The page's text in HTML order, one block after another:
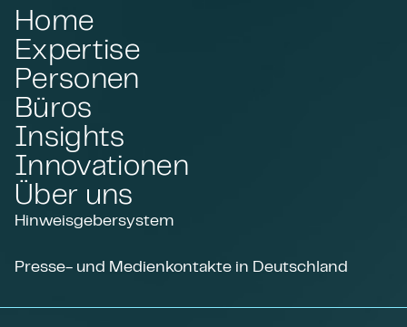
Home
Expertise
Personen
Büros
Insights
Innovationen
Über uns
Hinweisgebersystem
Presse- und Medienkontakte in Deutschland